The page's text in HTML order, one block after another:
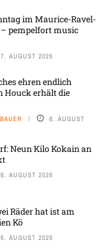
im Maurice-Ravel-
– pempelfort music
7. AUGUST 2026
ehren endlich
Houck erhält die
6. AUGUST
Neun Kilo Kokain an
6. AUGUST 2026
Räder hat ist am
Kö
6. AUGUST 2026